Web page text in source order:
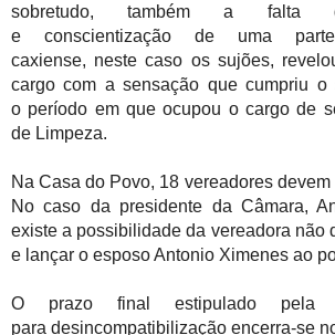
sobretudo, também a falta
e conscientização de uma
caxiense, neste caso os sujões,
cargo com a sensação que cumpriu o
o período em que ocupou o cargo de
de Limpeza.
Na Casa do Povo, 18 vereadores
No caso da presidente da Câmara,
existe a possibilidade da vereadora não
e lançar o esposo Antonio Ximenes ao
O prazo final estipulado pela
para desincompatibilização encerra-se